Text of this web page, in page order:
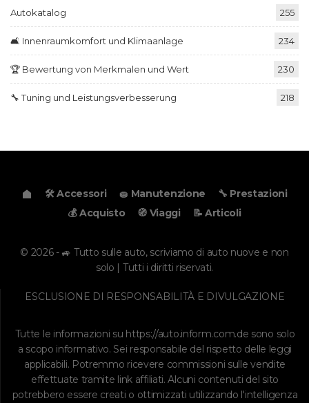
Autokatalog 255
🛋️ Innenraumkomfort und Klimaanlage 234
🏆 Bewertung von Merkmalen und Wert 230
🔧 Tuning und Leistungsverbesserung 218
🛠️ Accessori 🧽 Manutenzione
🔧 Prestazioni
💰 Acquisto
🧭 Viaggi 📝 Articoli
© 2026 - 🚙 Tutto sulle auto, scriviamo di auto nuove e non
solo | Tutti i diritti riservati.
ESCLUSIONE DI RESPONSABILITÀ E DIVULGAZIONE
Tutte le informazioni su https://auto.inform.com.de sono solo
a scopo informativo. Sei responsabile del rispetto delle leggi
applicabili. Potremmo ricevere commissioni sulle vendite
effettuate tramite link affiliati. Alcuni contenuti del sito
potrebbero essere creati o ottimizzati utilizzando l'intelligenza